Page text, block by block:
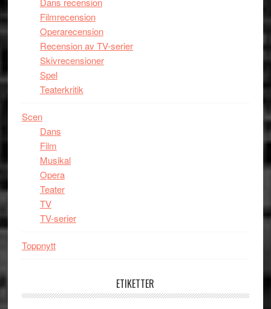
Filmrecension
Operarecension
Recension av TV-serier
Skivrecensioner
Spel
Teaterkritik
Scen
Dans
Film
Musikal
Opera
Teater
TV
TV-serier
Toppnytt
ETIKETTER